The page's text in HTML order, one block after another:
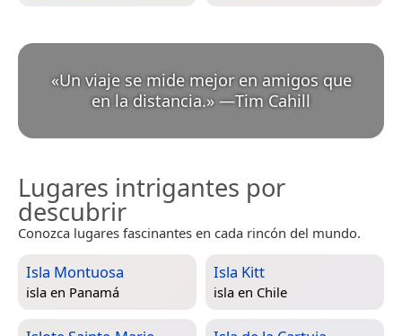
«Un viaje se mide mejor en amigos que
en la distancia.» —Tim Cahill
Lugares intrigantes por
descubrir
Conozca lugares fascinantes en cada rincón del mundo.
Isla Montuosa
isla en Panamá
Isla Kitt
isla en Chile